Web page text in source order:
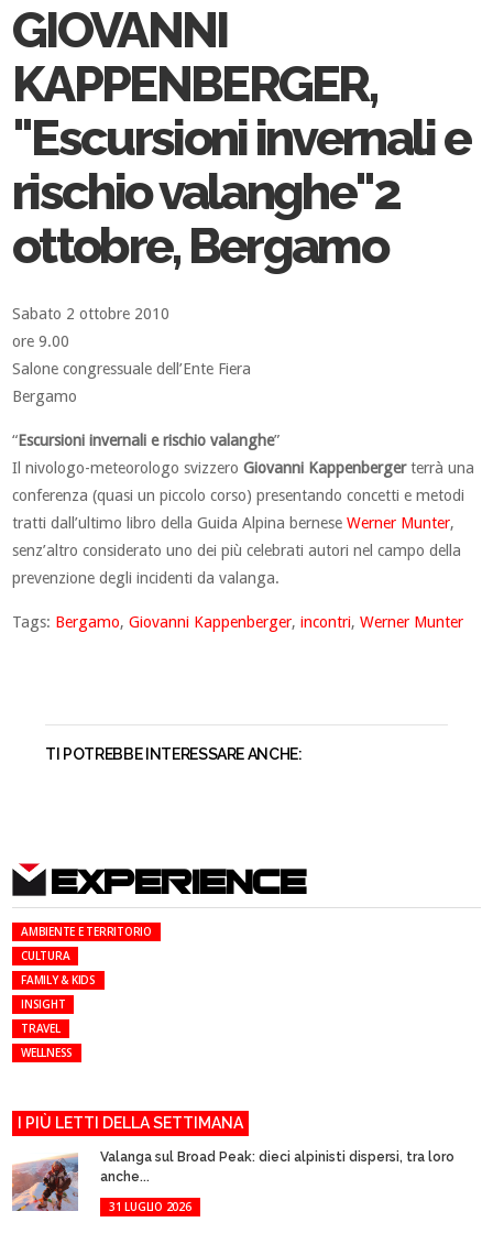
GIOVANNI
KAPPENBERGER,
"Escursioni invernali e
rischio valanghe"2
ottobre, Bergamo
Sabato 2 ottobre 2010
ore 9.00
Salone congressuale dell’Ente Fiera
Bergamo
“Escursioni invernali e rischio valanghe”
Il nivologo-meteorologo svizzeroGiovanni Kappenbergerterrà una
conferenza (quasi un piccolo corso) presentando concetti e metodi
tratti dall’ultimo libro della Guida Alpina berneseWerner Munter,
senz’altro considerato uno dei più celebrati autori nel campo della
prevenzione degli incidenti da valanga.
Tags: Bergamo,Giovanni Kappenberger,incontri,Werner Munter
TI POTREBBE INTERESSARE ANCHE:
EXPERIENCE
AMBIENTE E TERRITORIO
CULTURA
FAMILY & KIDS
INSIGHT
TRAVEL
WELLNESS
I PIÙ LETTI DELLA SETTIMANA
Valanga sul Broad Peak: dieci alpinisti dispersi, tra loro
anche...
31 LUGLIO 2026